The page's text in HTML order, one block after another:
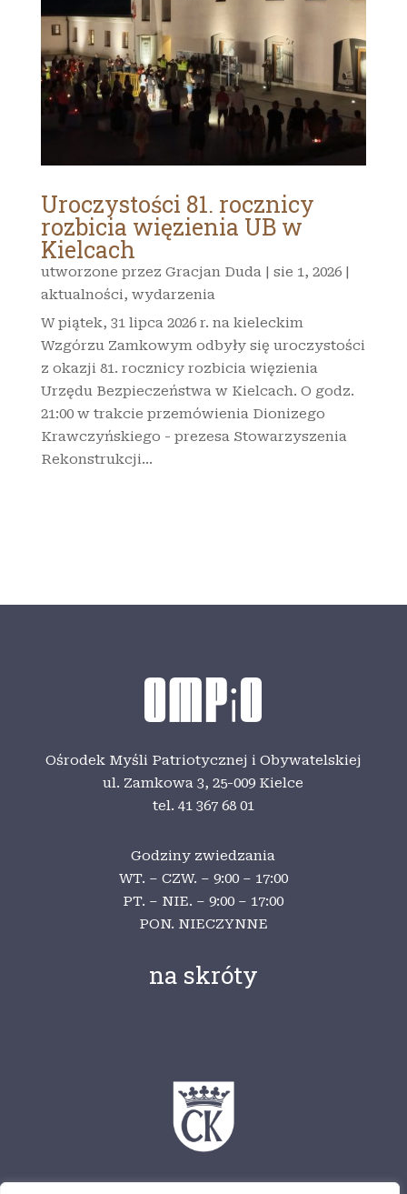
Uroczystości 81. rocznicy
rozbicia więzienia UB w
Kielcach
utworzone przez Gracjan Duda | sie 1, 2026|
aktualności, wydarzenia
W piątek, 31 lipca 2026 r. na kieleckim
Wzgórzu Zamkowym odbyły się uroczystości
z okazji 81. rocznicy rozbicia więzienia
Urzędu Bezpieczeństwa w Kielcach. O godz.
21:00 w trakcie przemówienia Dionizego
Krawczyńskiego - prezesa Stowarzyszenia
Rekonstrukcji...
Ośrodek Myśli Patriotycznej i Obywatelskiej
ul. Zamkowa 3,25-009 Kielce
tel. 41 367 68 01
Godziny zwiedzania
WT. – CZW. – 9:00 – 17:00
PT. – NIE. – 9:00 – 17:00
PON. NIECZYNNE
na skróty